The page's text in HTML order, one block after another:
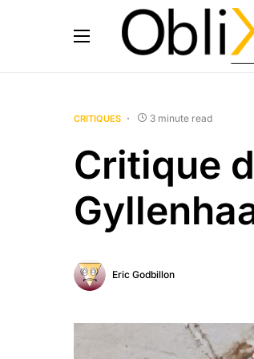
CRITIQUES 3 minute read
Critique
Eric Godbillon